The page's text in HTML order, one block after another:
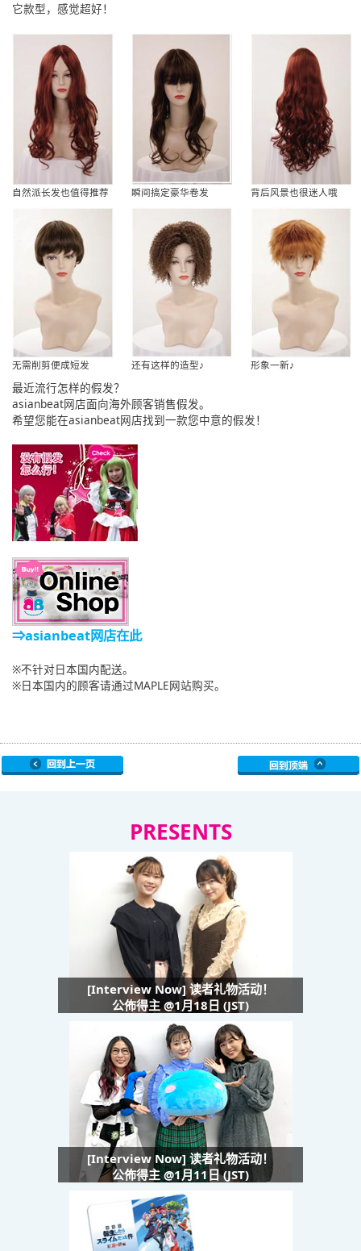
它款型，感觉超好！
自然派长发也值得推荐 瞬间搞定豪华卷发 背后风景也很迷人哦
无需削剪便成短发 还有这样的造型♪ 形象一新♪
最近流行怎样的假发？
asianbeat网店面向海外顾客销售假发。
希望您能在asianbeat网店找到一款您中意的假发！
⇒asianbeat网店在此
※不针对日本国内配送。
※日本国内的顾客请通过MAPLE网站购买。
PRESENTS
[Interview Now] 读者礼物活动！
公佈得主 @1月18日 (JST)
[Interview Now] 读者礼物活动！
公佈得主 @1月11日 (JST)